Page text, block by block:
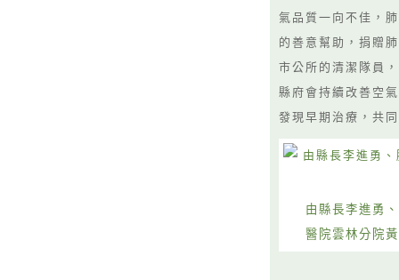
氣品質一向不佳，
的善意幫助，捐贈
市公所的清潔隊員
縣府會持續改善空
發現早期治療，共
由縣長李進勇
醫院雲林分院